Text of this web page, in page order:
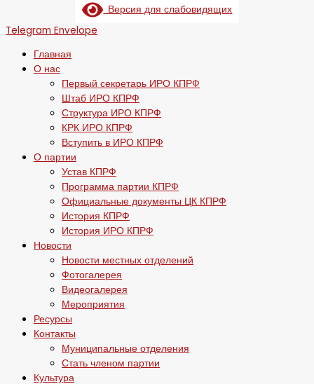
Версия для слабовидящих
Telegram Envelope
Главная
О нас
Первый секретарь ИРО КПРФ
Штаб ИРО КПРФ
Структура ИРО КПРФ
КРК ИРО КПРФ
Вступить в ИРО КПРФ
О партии
Устав КПРФ
Программа партии КПРФ
Официальные документы ЦК КПРФ
История КПРФ
История ИРО КПРФ
Новости
Новости местных отделений
Фотогалерея
Видеогалерея
Мероприятия
Ресурсы
Контакты
Муниципальные отделения
Стать членом партии
Культура